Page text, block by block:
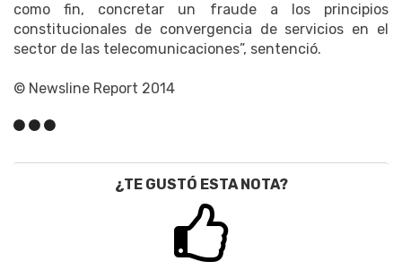
como fin, concretar un fraude a los principios
constitucionales de convergencia de servicios en el
sector de las telecomunicaciones”, sentenció.
© Newsline Report 2014
¿TE GUSTÓ ESTA NOTA?